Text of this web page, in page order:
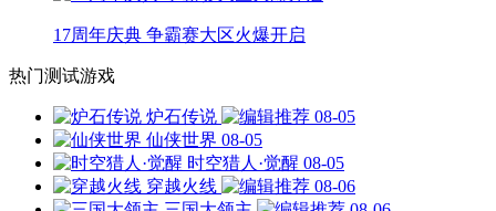
17周年庆典 争霸赛大区火爆开启
热门测试游戏
炉石传说
08-05
仙侠世界 08-05
时空猎人·觉醒 08-05
穿越火线
08-06